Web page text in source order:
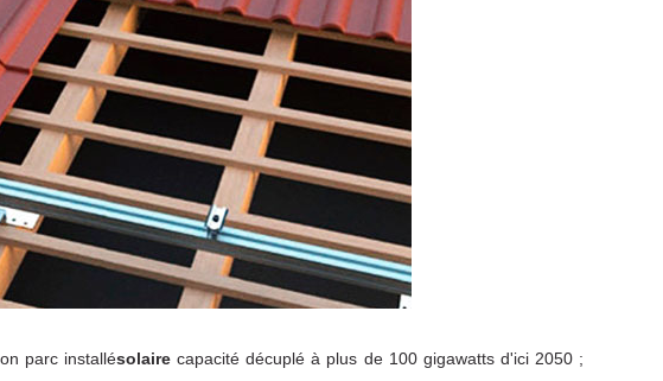
parc installésolaire capacité décuplé à plus de 100 gigawatts d'ici 2050 ;